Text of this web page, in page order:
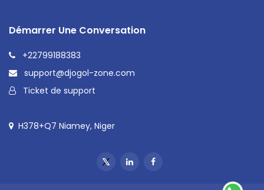
Démarrer Une Conversation
+22799188383
support@djogol-zone.com
Ticket de support
H378+Q7 Niamey, Niger